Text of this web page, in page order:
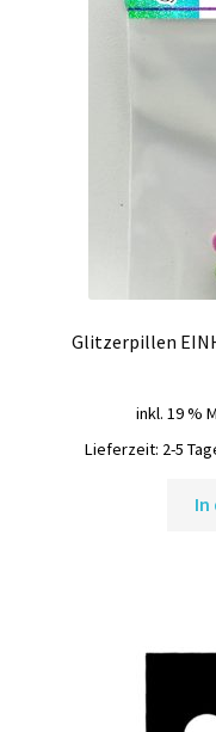
Glitzerpillen
inkl. 19 %
Lieferzeit: 2-5
In